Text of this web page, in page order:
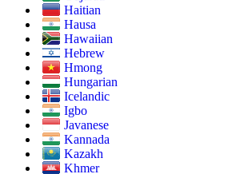
Haitian
Hausa
Hawaiian
Hebrew
Hmong
Hungarian
Icelandic
Igbo
Javanese
Kannada
Kazakh
Khmer